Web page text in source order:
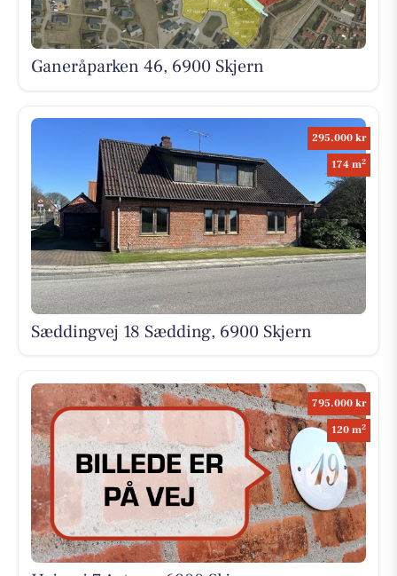
Ganeråparken 46, 6900 Skjern
295.000 kr
174 m2
Sæddingvej 18 Sædding, 6900 Skjern
795.000 kr
120 m2